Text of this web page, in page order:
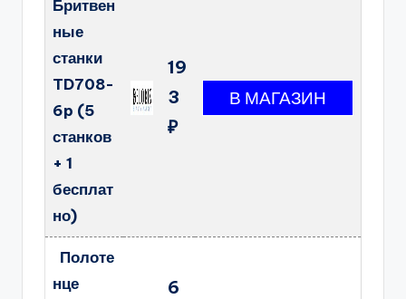
Бритвен
ные
станки
TD708-
6p (5
станков
+ 1
бесплат
но)
19
3
₽
Полоте
нце
6